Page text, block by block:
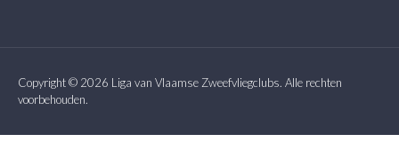
Copyright © 2026 Liga van Vlaamse Zweefvliegclubs. Alle rechten
voorbehouden.